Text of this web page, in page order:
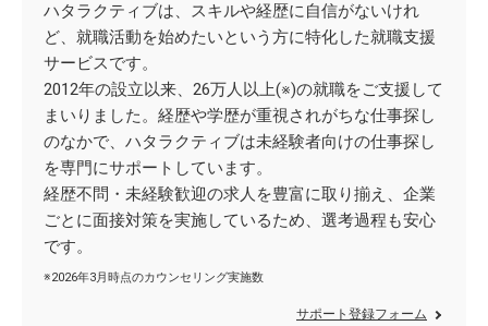
ハタラクティブは、スキルや経歴に自信がないけれ
ど、就職活動を始めたいという方に特化した就職支援
サービスです。
2012年の設立以来、26万人以上(※)の就職をご支援して
まいりました。経歴や学歴が重視されがちな仕事探し
のなかで、ハタラクティブは未経験者向けの仕事探し
を専門にサポートしています。
経歴不問・未経験歓迎の求人を豊富に取り揃え、企業
ごとに面接対策を実施しているため、選考過程も安心
です。
※2026年3月時点のカウンセリング実施数
サポート登録フォーム